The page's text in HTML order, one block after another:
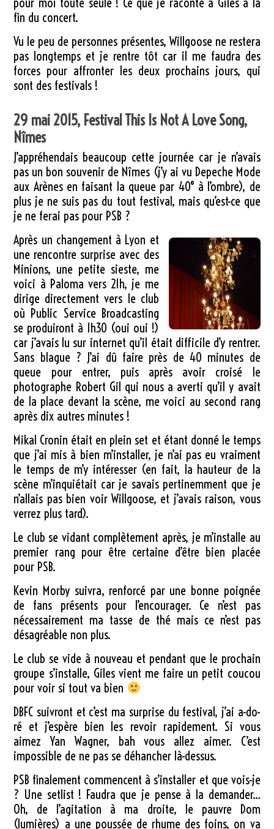
fin du concert.
Vu le peu de personnes présentes, Willgoose ne restera
pas longtemps et je rentre tôt car il me faudra des
forces pour affronter les deux prochains jours, qui
sont des festivals !
29 mai 2015, Festival This Is Not A Love Song,
Nîmes
J’appréhendais beaucoup cette journée car je n’avais
pas un bon souvenir de Nîmes (j’y ai vu Depeche Mode
aux Arènes en faisant la queue par 40° à l’ombre), de
plus je ne suis pas du tout festival, mais qu’est-ce que
je ne ferai pas pour PSB ?
Après un changement à Lyon et
une rencontre surprise avec des
Minions, une petite sieste, me
voici à Paloma vers 21h, je me
dirige directement vers le club
où Public Service Broadcasting
se produiront à 1h30 (oui oui !)
car j’avais lu sur internet qu’il était difficile d’y rentrer.
Sans blague ? J’ai dû faire près de 40 minutes de
queue pour entrer, puis après avoir croisé le
photographe Robert Gil qui nous a averti qu’il y avait
de la place devant la scène, me voici au second rang
après dix autres minutes !
Mikal Cronin était en plein set et étant donné le temps
que j’ai mis à bien m’installer, je n’ai pas eu vraiment
le temps de m’y intéresser (en fait, la hauteur de la
scène m’inquiétait car je savais pertinemment que je
n’allais pas bien voir Willgoose, et j’avais raison, vous
verrez plus tard).
Le club se vidant complètement après, je m’installe au
premier rang pour être certaine d’être bien placée
pour PSB.
Kevin Morby suivra, renforcé par une bonne poignée
de fans présents pour l’encourager. Ce n’est pas
nécessairement ma tasse de thé mais ce n’est pas
désagréable non plus.
Le club se vide à nouveau et pendant que le prochain
groupe s’installe, Giles vient me faire un petit coucou
pour voir si tout va bien
DBFC suivront et c’est ma surprise du festival, j’ai a-do-
ré et j’espère bien les revoir rapidement. Si vous
aimez Yan Wagner, bah vous allez aimer. C’est
impossible de ne pas se déhancher là-dessus.
PSB finalement commencent à s’installer et que vois-je
? Une setlist ! Faudra que je pense à la demander…
Oh, de l’agitation à ma droite, le pauvre Dom
(lumières) a une poussée de rhume des foins, on va